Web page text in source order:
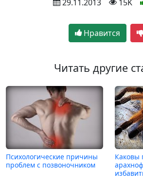
29.11.2013 15K
Нравится
Читать другие
Психологические причины
проблем с позвоночником
Каковы